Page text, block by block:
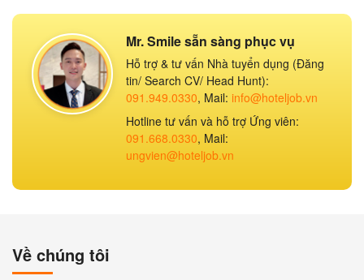
Mr. Smile sẵn sàng phục vụ
Hỗ trợ & tư vấn Nhà tuyển dụng (Đăng
tin/ Search CV/ Head Hunt):
091.949.0330, Mail: info@hoteljob.vn
Hotline tư vấn và hỗ trợ Ứng viên:
091.668.0330, Mail:
ungvien@hoteljob.vn
Về chúng tôi